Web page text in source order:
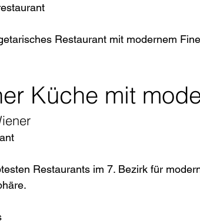
Restaurant mit modernem
Küche mit
Restaurants im 7. Bezirk für